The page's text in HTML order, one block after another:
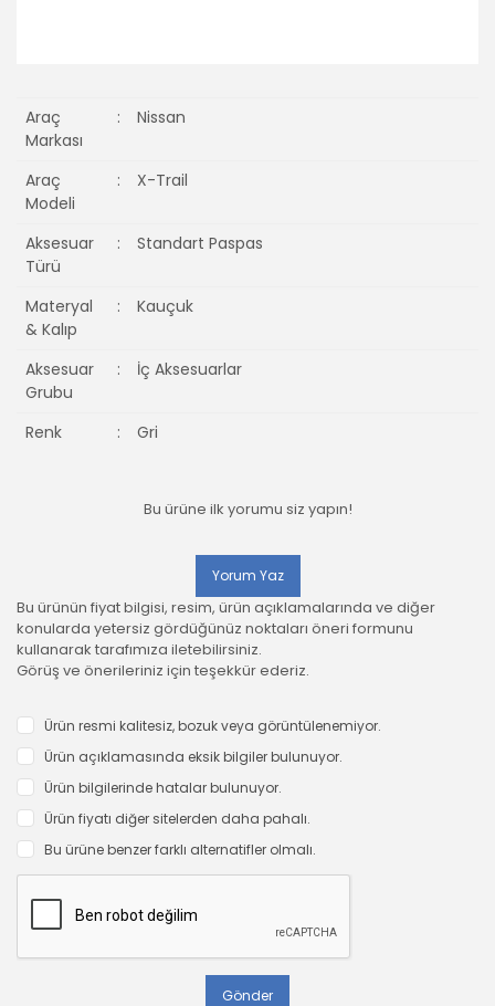
Araç
Markası
: Nissan
Araç
Modeli
: X-Trail
Aksesuar
Türü
: Standart Paspas
Materyal
& Kalıp
: Kauçuk
Aksesuar
Grubu
: İç Aksesuarlar
Renk : Gri
Bu ürüne ilk yorumu siz yapın!
Yorum Yaz
Bu ürünün fiyat bilgisi, resim, ürün açıklamalarında ve diğer
konularda yetersiz gördüğünüz noktaları öneri formunu
kullanarak tarafımıza iletebilirsiniz.
Görüş ve önerileriniz için teşekkür ederiz.
Ürün resmi kalitesiz, bozuk veya görüntülenemiyor.
Ürün açıklamasında eksik bilgiler bulunuyor.
Ürün bilgilerinde hatalar bulunuyor.
Ürün fiyatı diğer sitelerden daha pahalı.
Bu ürüne benzer farklı alternatifler olmalı.
Gönder